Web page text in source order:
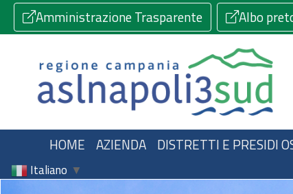
Amministrazione Trasparente Albo
HOME AZIENDA DISTRETTI E PRESIDI
Italiano ▼